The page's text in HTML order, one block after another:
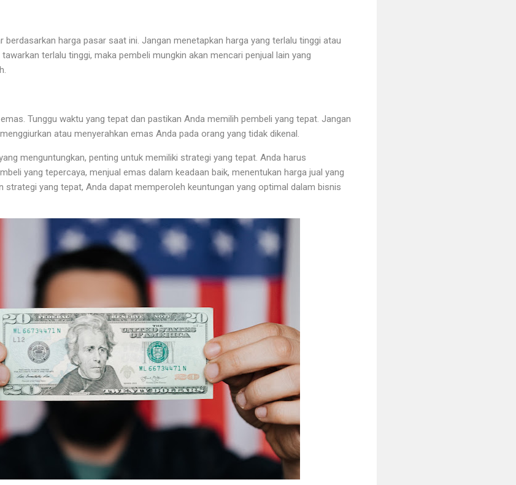
berdasarkan harga pasar saat ini. Jangan menetapkan harga yang terlalu tinggi atau
terlalu tinggi, maka pembeli mungkin akan mencari penjual lain yang
Tunggu waktu yang tepat dan pastikan Anda memilih pembeli yang tepat. Jangan
atau menyerahkan emas Anda pada orang yang tidak dikenal.
menguntungkan, penting untuk memiliki strategi yang tepat. Anda harus
yang tepercaya, menjual emas dalam keadaan baik, menentukan harga jual yang
strategi yang tepat, Anda dapat memperoleh keuntungan yang optimal dalam bisnis